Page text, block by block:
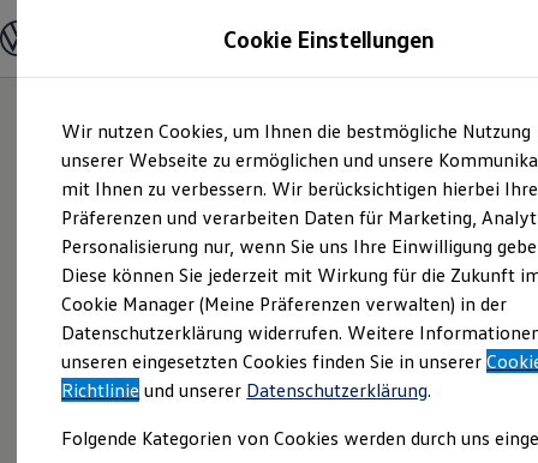
Hauptinhalt
springen
Footer
springen
Modelle und Konfigurator
Modelle vergleichen
Elektroautos
ENERGY Sondermodelle
Nutzfahrzeuge
SUV und CUV
Familienautos
Kombis
Kompaktwagen
Sportwagen
Schnell verfügbare Fahrzeuge
Angebote und Produkte
Aktuelle Angebote
E-Auto-Förderung
Volkswagen Marktplatz
Junge Gebrauchtwagen und Gebrauchtwagen
Cookie Einstellungen
Wir nutzen Cookies, um Ihnen die bestmögliche Nutzung
unserer Webseite zu ermöglichen und unsere
mit Ihnen zu verbessern. Wir berücksichtigen hierbei Ihre
Präferenzen und verarbeiten Daten für Marketing,
Personalisierung nur, wenn Sie uns Ihre Einwilligung
Diese können Sie jederzeit mit Wirkung für die Zukunft
Cookie Manager (Meine Präferenzen verwalten) in der
Datenschutzerklärung widerrufen. Weitere
unseren eingesetzten Cookies finden Sie in unserer
Richtlinie und unserer Datenschutzerklärung.
Folgende Kategorien von Cookies werden durch uns